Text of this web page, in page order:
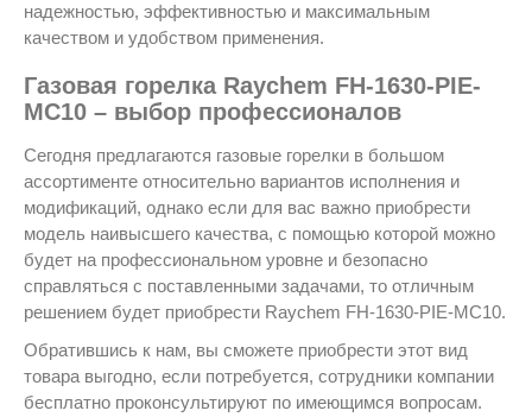
надежностью, эффективностью и максимальным
качеством и удобством применения.
Газовая горелка Raychem FH-1630-PIE-
MC10 – выбор профессионалов
Сегодня предлагаются газовые горелки в большом
ассортименте относительно вариантов исполнения и
модификаций, однако если для вас важно приобрести
модель наивысшего качества, с помощью которой можно
будет на профессиональном уровне и безопасно
справляться с поставленными задачами, то отличным
решением будет приобрести Raychem FH-1630-PIE-MC10.
Обратившись к нам, вы сможете приобрести этот вид
товара выгодно, если потребуется, сотрудники компании
бесплатно проконсультируют по имеющимся вопросам.